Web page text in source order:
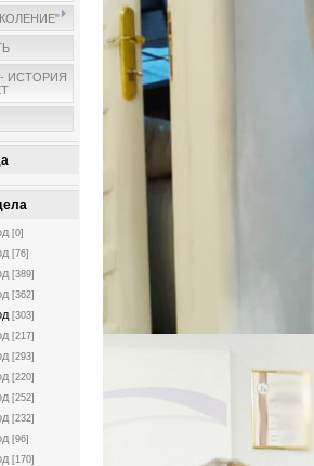
ИСТОРИЯ
[0]
[76]
[389]
[362]
[303]
[217]
[293]
[220]
[252]
[232]
[96]
[170]